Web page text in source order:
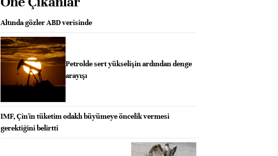
Altında gözler ABD verisinde
Petrolde sert yükselişin ardından denge
arayışı
IMF, Çin'in tüketim odaklı büyümeye öncelik vermesi
gerektiğini belirtti